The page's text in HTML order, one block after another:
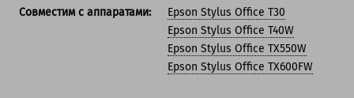
Совместим с аппаратами:
Epson Stylus Office T30
Epson Stylus Office T40W
Epson Stylus Office TX550W
Epson Stylus Office TX600FW